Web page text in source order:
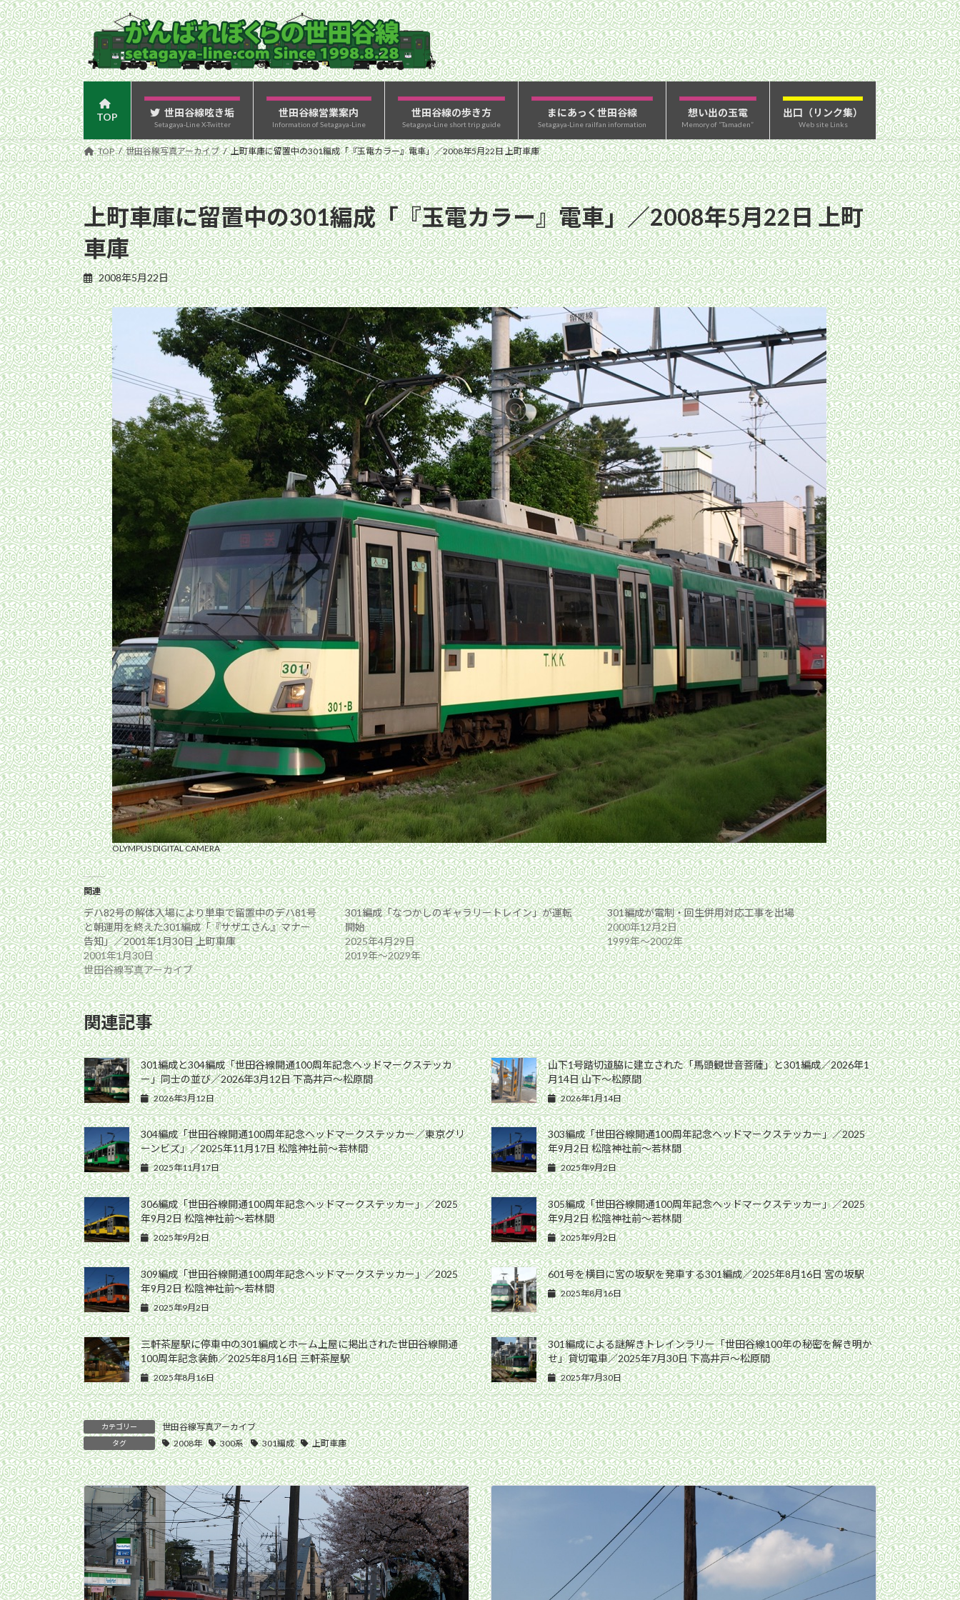
コ
ン
テ
ン
ツ
へ
ス
キ
ッ
プ
ナ
ビ
ゲ
ー
シ
ョ
ン
に
移
動
TOP 世田谷線呟き垢
Setagaya-Line X-Twitter
世田谷線営業案内
Information of Setagaya-Line
世田谷線の歩き方
Setagaya-Line short trip guide
まにあっく世田谷線
Setagaya-Line railfan information
想い出の玉電
Memory of “Tamaden”
出口（リンク集）
Web site Links
TOP 世田谷線写真アーカイブ 上町車庫に留置中の301編成「『玉電カラー』電車」／2008年5月22日 上町車庫
上町車庫に留置中の301編成「『玉電カラー』電車」／2008年5月22日 上町
車庫
2008年5月22日
OLYMPUS DIGITAL CAMERA
関連
デハ82号の解体入場により単車で留置中のデハ81号
と朝運用を終えた301編成「『サザエさん』マナー
告知」／2001年1月30日 上町車庫
2001年1月30日
世田谷線写真アーカイブ
301編成「なつかしのギャラリートレイン」が運転
開始
2025年4月29日
2019年〜2029年
301編成が電制・回生併用対応工事を出場
2000年12月2日
1999年〜2002年
関連記事
301編成と304編成「世田谷線開通100周年記念ヘッドマークステッカ
ー」同士の並び／2026年3月12日 下高井戸〜松原間
2026年3月12日
山下1号踏切道脇に建立された「馬頭観世音菩薩」と301編成／2026年1
月14日 山下〜松原間
2026年1月14日
304編成「世田谷線開通100周年記念ヘッドマークステッカー／東京グリ
ーンビズ」／2025年11月17日 松陰神社前〜若林間
2025年11月17日
303編成「世田谷線開通100周年記念ヘッドマークステッカー」／2025
年9月2日 松陰神社前〜若林間
2025年9月2日
306編成「世田谷線開通100周年記念ヘッドマークステッカー」／2025
年9月2日 松陰神社前〜若林間
2025年9月2日
305編成「世田谷線開通100周年記念ヘッドマークステッカー」／2025
年9月2日 松陰神社前〜若林間
2025年9月2日
309編成「世田谷線開通100周年記念ヘッドマークステッカー」／2025
年9月2日 松陰神社前〜若林間
2025年9月2日
601号を横目に宮の坂駅を発車する301編成／2025年8月16日 宮の坂駅
2025年8月16日
三軒茶屋駅に停車中の301編成とホーム上屋に掲出された世田谷線開通
100周年記念装飾／2025年8月16日 三軒茶屋駅
2025年8月16日
301編成による謎解きトレインラリー「世田谷線100年の秘密を解き明か
せ」貸切電車／2025年7月30日 下高井戸〜松原間
2025年7月30日
カテゴリー 世田谷線写真アーカイブ
タグ 2008年 300系 301編成 上町車庫